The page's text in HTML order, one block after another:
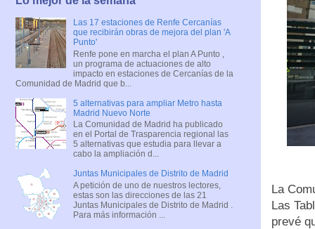
La
Las
prevé
Las 17 estaciones de Renfe Cercanías
que recibirán obras de mejora del plan 'A
Punto'
Renfe pone en marcha el plan A Punto ,
un programa de actuaciones de alto
impacto en estaciones de Cercanías de la
Comunidad de Madrid que b...
5 alternativas para ampliar Metro hasta
Madrid Nuevo Norte
La Comunidad de Madrid ha publicado
en el Portal de Trasparencia regional las
5 alternativas que estudia para llevar a
cabo la ampliación d...
Juntas Municipales de Distrito de Madrid
A petición de uno de nuestros lectores,
estas son las direcciones de las 21
Juntas Municipales de Distrito de Madrid .
Para más información ...